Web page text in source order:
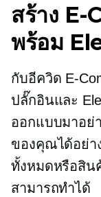
สร้าง E-
พร้อม
กับอีควิด E-
ปลั๊กอินและ
ออกแบบมาอย่
ของคุณได้อย่า
ทั้งหมดหรือสิน
สามารถทำได้